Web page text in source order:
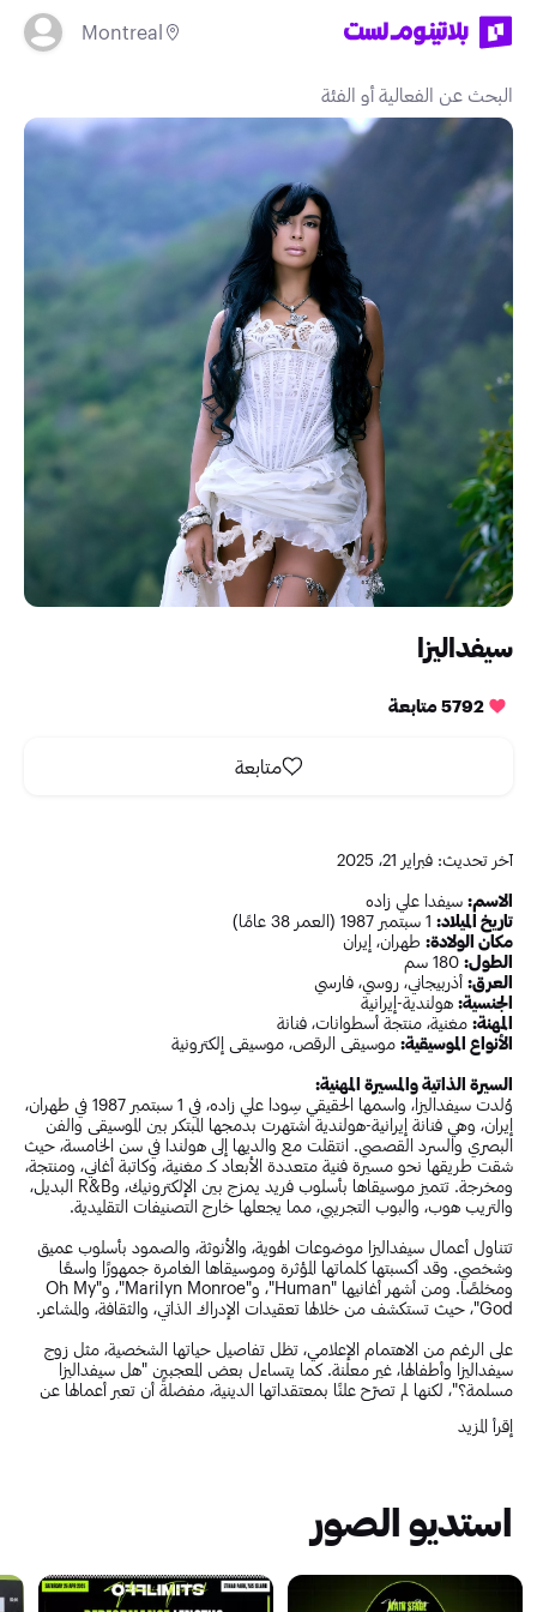
Montreal
سيفداليزا
متابعة
آخر تحديث: فبراير 21، 2025
الاسم: سيفدا علي زاده
تاريخ الميلاد:
مكان الولادة: طهران، إيران
الطول:
العرق: أذربيجاني، روسي، فارسي
الجنسية: هولندية-إيرانية
المهنة: مغنية، منتجة أسطوانات، فنانة
الأنواع الموسيقية: موسيقى الرقص، موسيقى إلكترونية
السيرة الذاتية والمسيرة المهنية:
وُلدت سيفداليزا، واسمها الحقيقي سِودا علي زاده، في 1 سبتمبر 1987 في طهران،
إيران، وهي فنانة إيرانية-هولندية اشتهرت بدمجها المبتكر بين الموسيقى والفن
البصري والسرد القصصي. انتقلت مع والديها إلى هولندا في سن الخامسة، حيث
شقت طريقها نحو مسيرة فنية متعددة الأبعاد كـ مغنية، وكاتبة أغاني، ومنتجة،
ومخرجة. تتميز موسيقاها بأسلوب فريد يمزج بين الإلكترونيك، وR&B البديل،
والتريب هوب، والبوب التجريبي، مما يجعلها خارج التصنيفات التقليدية.
تتناول أعمال سيفداليزا موضوعات الهوية، والأنوثة، والصمود بأسلوب عميق
وشخصي. وقد أكسبتها كلماتها المؤثرة وموسيقاها الغامرة جمهورًا واسعًا
ومخلصًا. ومن أشهر أغانيها "Human"، و"Marilyn Monroe"، و"Oh My
God"، حيث تستكشف من خلالها تعقيدات الإدراك الذاتي، والثقافة، والمشاعر.
على الرغم من الاهتمام الإعلامي، تظل تفاصيل حياتها الشخصية، مثل زوج
سيفداليزا وأطفالها، غير معلنة. كما يتساءل بعض المعجبين "هل سيفداليزا
مسلمة؟"، لكنها لم تصرّح علنًا بمعتقداتها الدينية، مفضلةً أن تعبر أعمالها عن
مكثفة، مما يجعلها فنانة تتحدى المعايير السائدة وتُجسّد المشاعر بجرأة
وعفوية.
ألبومات سيفداليزا:
إقرأ المزيد
استديو الصور